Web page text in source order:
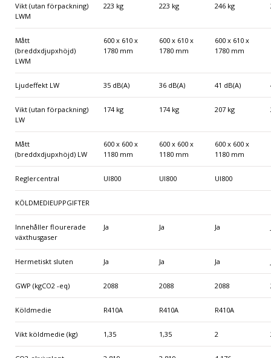
Vikt (utan förpackning)
LWM
223 kg 223 kg 246 kg
Mått
(breddxdjupxhöjd)
LWM
600 x 610 x
1780 mm
600 x 610 x
1780 mm
600 x 610 x
1780 mm
Ljudeffekt LW 35 dB(A) 36 dB(A) 41 dB(A)
Vikt (utan förpackning)
LW
174 kg 174 kg 207 kg
Mått
(breddxdjupxhöjd) LW
600 x 600 x
1180 mm
600 x 600 x
1180 mm
600 x 600 x
1180 mm
Reglercentral UI800 UI800 UI800
KÖLDMEDIEUPPGIFTER
Innehåller flourerade
växthusgaser
Ja Ja Ja
Hermetiskt sluten Ja Ja Ja
GWP (kgCO2 -eq) 2088 2088 2088
Köldmedie R410A R410A R410A
Vikt köldmedie (kg) 1,35 1,35 2